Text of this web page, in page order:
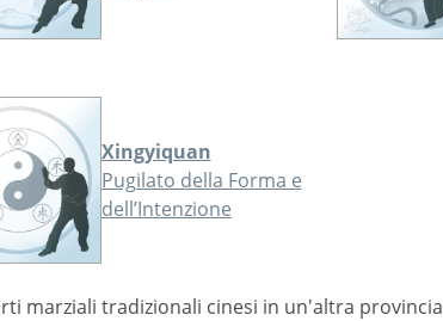
Xingyiquan
Pugilato della Forma e
dell’Intenzione
marziali tradizionali cinesi in un'altra provincia